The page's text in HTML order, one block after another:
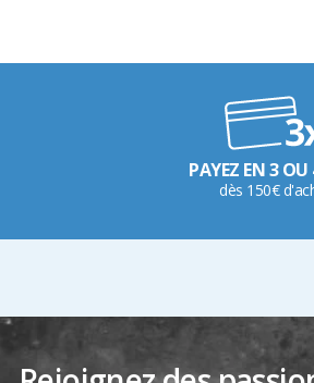
PAYEZ EN 3 OU
dès 150€